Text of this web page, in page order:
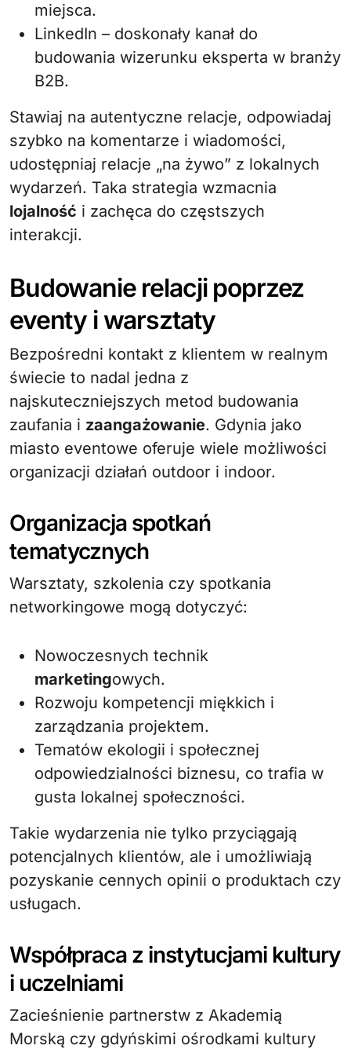
miejsca.
LinkedIn – doskonały kanał do
budowania wizerunku eksperta w branży
B2B.
Stawiaj na autentyczne relacje, odpowiadaj
szybko na komentarze i wiadomości,
udostępniaj relacje „na żywo” z lokalnych
wydarzeń. Taka strategia wzmacnia
lojalność i zachęca do częstszych
interakcji.
Budowanie relacji poprzez
eventy i warsztaty
Bezpośredni kontakt z klientem w realnym
świecie to nadal jedna z
najskuteczniejszych metod budowania
zaufania i zaangażowanie. Gdynia jako
miasto eventowe oferuje wiele możliwości
organizacji działań outdoor i indoor.
Organizacja spotkań
tematycznych
Warsztaty, szkolenia czy spotkania
networkingowe mogą dotyczyć:
Nowoczesnych technik
marketingowych.
Rozwoju kompetencji miękkich i
zarządzania projektem.
Tematów ekologii i społecznej
odpowiedzialności biznesu, co trafia w
gusta lokalnej społeczności.
Takie wydarzenia nie tylko przyciągają
potencjalnych klientów, ale i umożliwiają
pozyskanie cennych opinii o produktach czy
usługach.
Współpraca z instytucjami kultury
i uczelniami
Zacieśnienie partnerstw z Akademią
Morską czy gdyńskimi ośrodkami kultury